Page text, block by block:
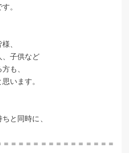
。
、
、子供など
も、
います。
と同時に、
＝＝＝＝＝＝＝＝＝＝＝＝＝＝